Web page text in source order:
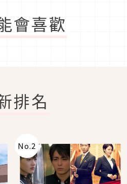
會喜歡
排名
No.2